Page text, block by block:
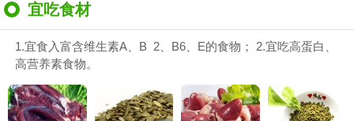
宜吃食材
1.宜食入富含维生素A、B 2、B6、E的食物； 2.宜吃高蛋白、
高营养素食物。